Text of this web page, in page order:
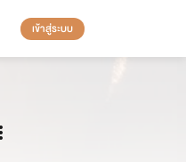
เข้าสู่ระบบ